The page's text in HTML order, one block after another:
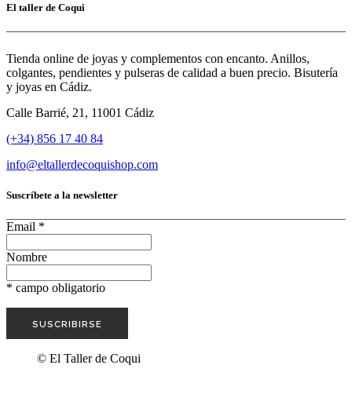
El taller de Coqui
Tienda online de joyas y complementos con encanto. Anillos,
colgantes, pendientes y pulseras de calidad a buen precio. Bisutería
y joyas en Cádiz.
Calle Barrié, 21, 11001 Cádiz
(+34) 856 17 40 84
info@eltallerdecoquishop.com
Suscríbete a la newsletter
Email *
Nombre
* campo obligatorio
© El Taller de Coqui